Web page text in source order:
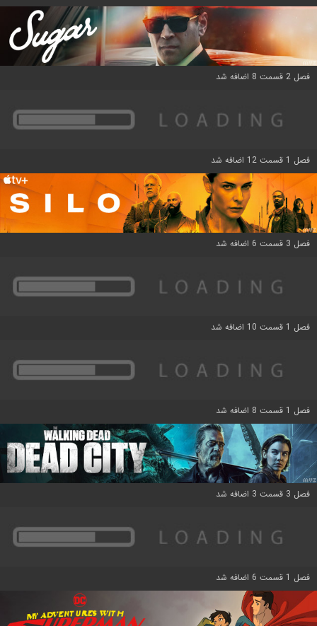
فصل 2 قسمت 8 اضافه شد
فصل 1 قسمت 12 اضافه شد
فصل 3 قسمت 6 اضافه شد
فصل 1 قسمت 10 اضافه شد
فصل 1 قسمت 8 اضافه شد
فصل 3 قسمت 3 اضافه شد
فصل 1 قسمت 6 اضافه شد